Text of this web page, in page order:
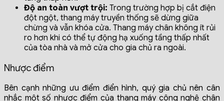
Độ an toàn vượt trội: Trong trường hợp bị cắt điện
đột ngột, thang máy truyền thống sẽ dừng giữa
chừng và vẫn khóa cửa. Thang máy chân không ít rủi
ro hơn khi có thể tự động hạ xuống tầng thấp nhất
của tòa nhà và mở cửa cho gia chủ ra ngoài.
Nhược điểm
Bên cạnh những ưu điểm điển hình, quý gia chủ nên cân
nhắc một số nhược điểm của thang máy công nghệ chân